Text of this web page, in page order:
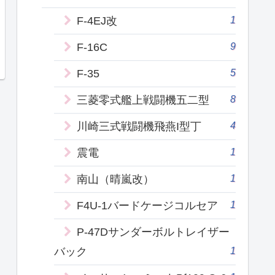
F-4EJ改 1
F-16C 9
F-35 5
三菱零式艦上戦闘機五二型 8
川崎三式戦闘機飛燕I型丁 4
震電 1
南山（晴嵐改） 1
F4U-1バードケージコルセア 1
P-47Dサンダーボルトレイザー
バック
1